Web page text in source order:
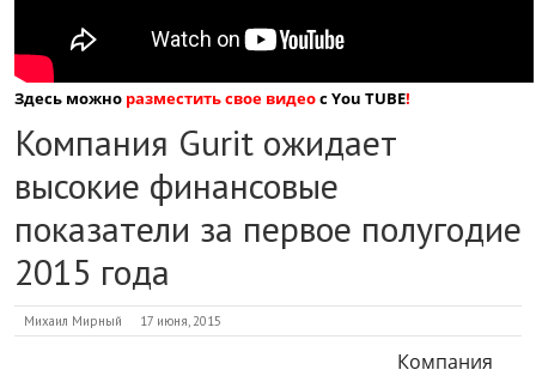
Здесь можно разместить свое видеос You TUBE!
Компания Gurit ожидает
высокие финансовые
показатели за первое полугодие
2015 года
Михаил Мирный 17 июня, 2015
Компания